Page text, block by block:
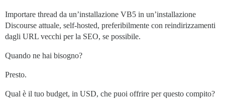
Importare thread da un’installazione VB5 in un’installazione
Discourse attuale, self-hosted, preferibilmente con reindirizzamenti
dagli URL vecchi per la SEO, se possibile.
Quando ne hai bisogno?
Presto.
Qual è il tuo budget, in USD, che puoi offrire per questo compito?